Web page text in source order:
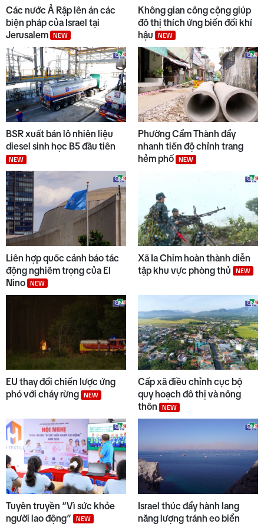
Các nước Ả Rập lên án các
biện pháp của Israel tại
Jerusalem
NEW
Không gian công cộng giúp
đô thị thích ứng biến đổi khí
hậu
NEW
BSR xuất bán lô nhiên liệu
diesel sinh học B5 đầu tiên
NEW
Phường Cẩm Thành đẩy
nhanh tiến độ chỉnh trang
hẻm phố
NEW
Liên hợp quốc cảnh báo tác
động nghiêm trọng của El
Nino
NEW
Xã Ia Chim hoàn thành diễn
tập khu vực phòng thủ
NEW
EU thay đổi chiến lược ứng
phó với cháy rừng
NEW
Cấp xã điều chỉnh cục bộ
quy hoạch đô thị và nông
thôn
NEW
Tuyên truyền “Vì sức khỏe
người lao động”
NEW
Israel thúc đẩy hành lang
năng lượng tránh eo biển